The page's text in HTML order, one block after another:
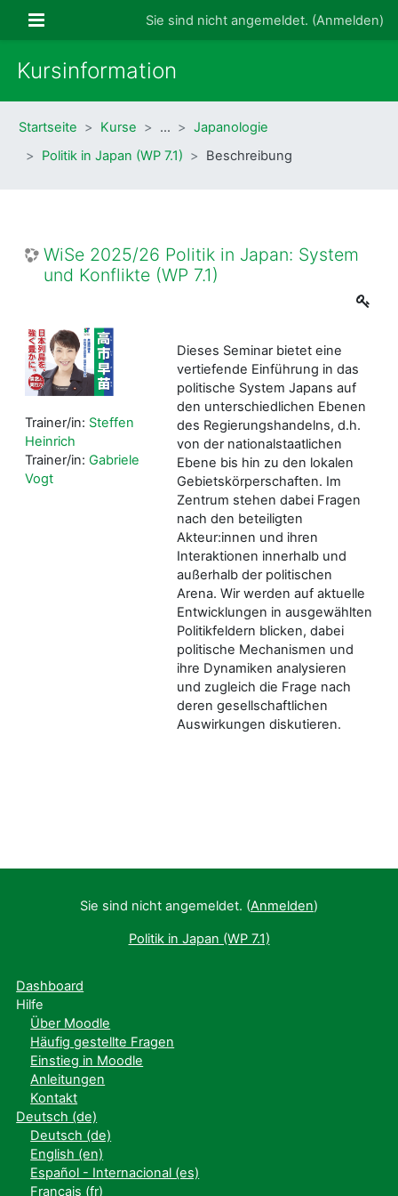
Website-ÜbersichtSie sind nicht angemeldet. (Anmelden)
Kursinformation
Startseite Kurse …
Japanologie
Politik in Japan (WP 7.1)
Beschreibung
WiSe 2025/26 Politik in Japan: System
und Konflikte (WP 7.1)
Dieses Seminar bietet eine
vertiefende Einführung in das
politische System Japans auf
den unterschiedlichen Ebenen
des Regierungshandelns, d.h.
von der nationalstaatlichen
Ebene bis hin zu den lokalen
Gebietskörperschaften. Im
Zentrum stehen dabei Fragen
nach den beteiligten
Akteur:innen und ihren
Interaktionen innerhalb und
außerhalb der politischen
Arena. Wir werden auf aktuelle
Entwicklungen in ausgewählten
Politikfeldern blicken, dabei
politische Mechanismen und
ihre Dynamiken analysieren
und zugleich die Frage nach
deren gesellschaftlichen
Auswirkungen diskutieren.
Trainer/in: Steffen
Heinrich
Trainer/in: Gabriele
Vogt
Sie sind nicht angemeldet. (Anmelden)
Politik in Japan (WP 7.1)
Dashboard
Hilfe
Über Moodle
Häufig gestellte Fragen
Einstieg in Moodle
Anleitungen
Kontakt
Deutsch ‎(de)‎
Deutsch ‎(de)‎
English ‎(en)‎
Español - Internacional ‎(es)‎
Français ‎(fr)‎